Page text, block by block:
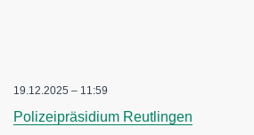
19.12.2025 – 11:59
Polizeipräsidium Reutlingen